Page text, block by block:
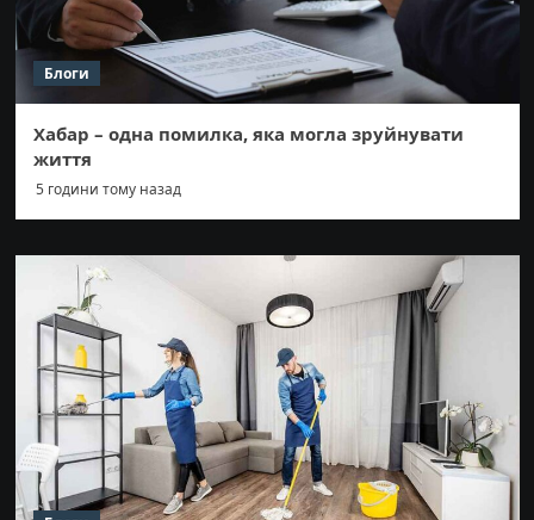
Блоги
Хабар – одна помилка, яка могла зруйнувати
життя
5 години тому назад